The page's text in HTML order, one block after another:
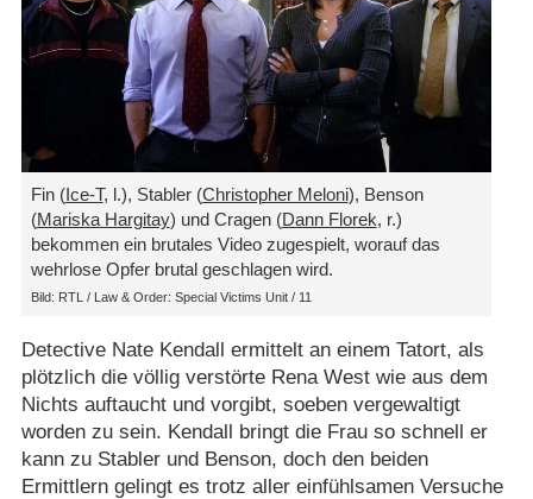
Fin (Ice-T, l.), Stabler (Christopher Meloni), Benson
(Mariska Hargitay) und Cragen (Dann Florek, r.)
bekommen ein brutales Video zugespielt, worauf das
wehrlose Opfer brutal geschlagen wird.
Bild: RTL / Law & Order: Special Victims Unit / 11
Detective Nate Kendall ermittelt an einem Tatort, als
plötzlich die völlig verstörte Rena West wie aus dem
Nichts auftaucht und vorgibt, soeben vergewaltigt
worden zu sein. Kendall bringt die Frau so schnell er
kann zu Stabler und Benson, doch den beiden
Ermittlern gelingt es trotz aller einfühlsamen Versuche